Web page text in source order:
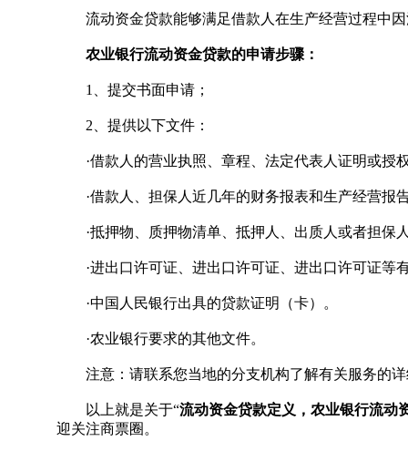
流动资金贷款能够满足借款人在生产经营过程中因
农业银行流动资金贷款的申请步骤：
1、提交书面申请；
2、提供以下文件：
·借款人的营业执照、章程、法定代表人证明或授
·借款人、担保人近几年的财务报表和生产经营报
·抵押物、质押物清单、抵押人、出质人或者担保
·进出口许可证、进出口许可证、进出口许可证等
·中国人民银行出具的贷款证明（卡）。
·农业银行要求的其他文件。
注意：请联系您当地的分支机构了解有关服务的详
以上就是关于“流动资金贷款定义，农业银行流动
迎关注商票圈。